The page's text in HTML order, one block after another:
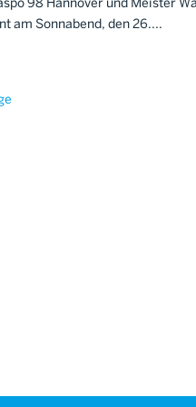
98 Hannover und Meister
am Sonnabend, den 26....